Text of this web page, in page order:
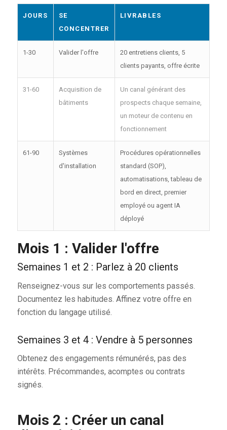
JOURS
SE
CONCENTRER
LIVRABLES
1-30 Valider l'offre
20 entretiens clients, 5
clients payants, offre écrite
31-60
Acquisition de
bâtiments
Un canal générant des
prospects chaque semaine,
un moteur de contenu en
fonctionnement
61-90
Systèmes
d'installation
Procédures opérationnelles
standard (SOP),
automatisations, tableau de
bord en direct, premier
employé ou agent IA
déployé
Mois 1 : Valider l'offre
Semaines 1 et 2 : Parlez à 20 clients
Renseignez-vous sur les comportements passés.
Documentez les habitudes. Affinez votre offre en
fonction du langage utilisé.
Semaines 3 et 4 : Vendre à 5 personnes
Obtenez des engagements rémunérés, pas des
intérêts. Précommandes, acomptes ou contrats
signés.
Mois 2 : Créer un canal